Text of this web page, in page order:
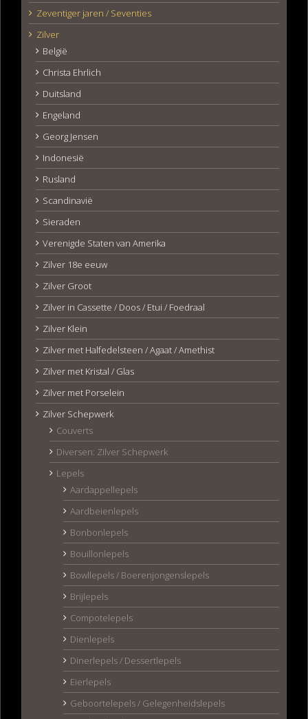
Zeventiger jaren / Seventies
Zilver
België
Christa Ehrlich
Duitsland
Engeland
Georg Jensen
Indonesië
Rusland
Scandinavië
Sieraden
Verenigde Staten van Amerika
Zilver 18e eeuw
Zilver Groot
Zilver in Cassette / Doos / Etui / Foedraal
Zilver Klein
Zilver met Halfedelsteen / Agaat / Amethist
Zilver met Kristal / Glas
Zilver met Porselein
Zilver Schepwerk
Couverts
Diversen: Zilver Schepwerk
Lepels
Aardappellepels
Aardbeienlepels
Bonbonlepels
Bouillonlepels
Bowllepels / Boerenjongenslepels
Brijlepels
Compotelepels
Dienlepels
Dinerlepels / Dessertlepels
Eierlepels
Geboortelepels / Gelegenheidslepels